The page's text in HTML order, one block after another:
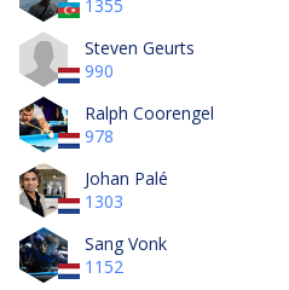
1355
Steven Geurts
990
Ralph Coorengel
978
Johan Palé
1303
Sang Vonk
1152